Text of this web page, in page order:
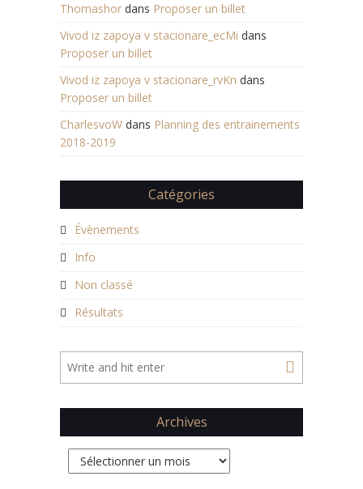
Thomashor dans Proposer un billet
Vivod iz zapoya v stacionare_ecMi dans
Proposer un billet
Vivod iz zapoya v stacionare_rvKn dans
Proposer un billet
CharlesvoW dans Planning des entrainements
2018-2019
Catégories
Évènements
Info
Non classé
Résultats
Archives
Archives